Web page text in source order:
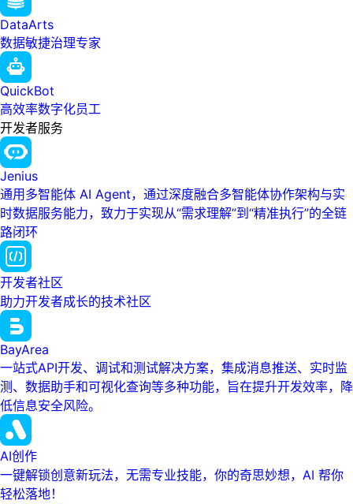
DataArts
数据敏捷治理专家
QuickBot
高效率数字化员工
开发者服务
Jenius
通用多智能体 AI Agent，通过深度融合多智能体协作架构与实
时数据服务能力，致力于实现从“需求理解”到“精准执行”的全链
路闭环
开发者社区
助力开发者成长的技术社区
BayArea
一站式API开发、调试和测试解决方案，集成消息推送、实时监
测、数据助手和可视化查询等多种功能，旨在提升开发效率，降
低信息安全风险。
AI创作
一键解锁创意新玩法，无需专业技能，你的奇思妙想，AI 帮你
轻松落地！